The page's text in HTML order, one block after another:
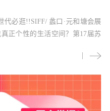
代必逛!!SIFF/ 蠡口·元和塘会展
正个性的生活空间？第17届苏